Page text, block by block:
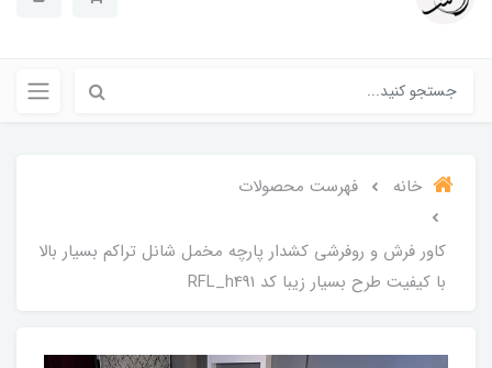
خانه فهرست محصولات
کاور فرش و روفرشی کشدار‌ پارچه مخمل شانل تراکم بسیار بالا
با کیفیت طرح بسیار زیبا کد RFL_h491